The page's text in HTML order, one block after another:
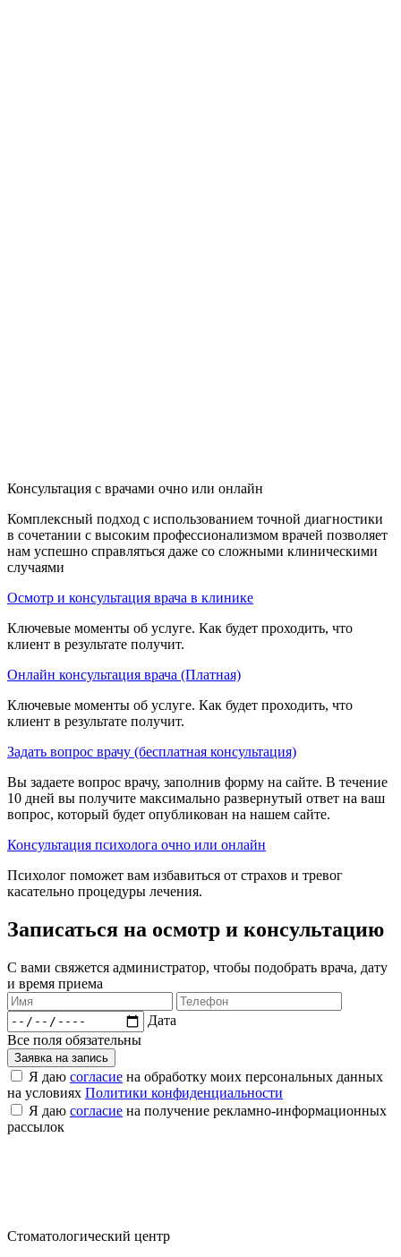
Консультация с врачами очно или онлайн
Комплексный подход с использованием точной диагностики
в сочетании с высоким профессионализмом врачей позволяет
нам успешно справляться даже со сложными клиническими
случаями
Осмотр и консультация врача в клинике
Ключевые моменты об услуге. Как будет проходить, что
клиент в результате получит.
Онлайн консультация врача (Платная)
Ключевые моменты об услуге. Как будет проходить, что
клиент в результате получит.
Задать вопрос врачу (бесплатная консультация)
Вы задаете вопрос врачу, заполнив форму на сайте. В течение
10 дней вы получите максимально развернутый ответ на ваш
вопрос, который будет опубликован на нашем сайте.
Консультация психолога очно или онлайн
Психолог поможет вам избавиться от страхов и тревог
касательно процедуры лечения.
Записаться на осмотр и консультацию​
С вами свяжется администратор, чтобы подобрать врача, дату
и время приема​
Дата
Все поля обязательны
Заявка на запись
Я даю согласие на обработку моих персональных данных
на условиях Политики конфиденциальности
Я даю согласие на получение рекламно-информационных
рассылок
Стоматологический центр